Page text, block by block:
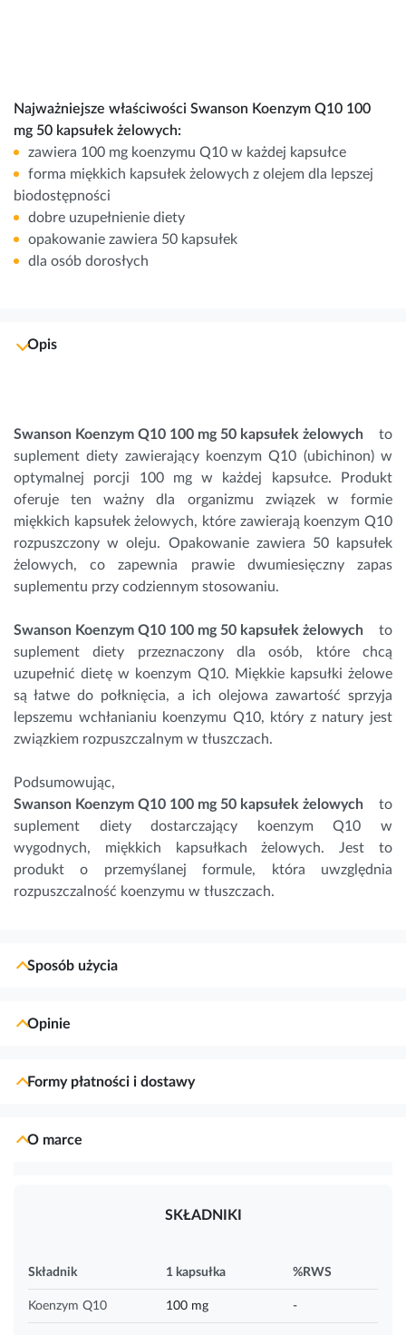
Najważniejsze właściwości Swanson Koenzym Q10 100
mg 50 kapsułek żelowych:
zawiera 100 mg koenzymu Q10 w każdej kapsułce
forma miękkich kapsułek żelowych z olejem dla lepszej
biodostępności
dobre uzupełnienie diety
opakowanie zawiera 50 kapsułek
dla osób dorosłych
Opis
Swanson Koenzym Q10 100 mg 50 kapsułek żelowych
to
suplement diety zawierający koenzym Q10 (ubichinon) w
optymalnej porcji 100 mg w każdej kapsułce. Produkt
oferuje ten ważny dla organizmu związek w formie
miękkich kapsułek żelowych, które zawierają koenzym Q10
rozpuszczony w oleju. Opakowanie zawiera 50 kapsułek
żelowych, co zapewnia prawie dwumiesięczny zapas
suplementu przy codziennym stosowaniu.
Swanson Koenzym Q10 100 mg 50 kapsułek żelowych
to
suplement diety przeznaczony dla osób, które chcą
uzupełnić dietę w koenzym Q10. Miękkie kapsułki żelowe
są łatwe do połknięcia, a ich olejowa zawartość sprzyja
lepszemu wchłanianiu koenzymu Q10, który z natury jest
związkiem rozpuszczalnym w tłuszczach.
Podsumowując,
Swanson Koenzym Q10 100 mg 50 kapsułek żelowych
to
suplement diety dostarczający koenzym Q10 w
wygodnych, miękkich kapsułkach żelowych. Jest to
produkt o przemyślanej formule, która uwzględnia
rozpuszczalność koenzymu w tłuszczach.
Sposób użycia
Opinie
Formy płatności i dostawy
O marce
SKŁADNIKI
Składnik 1 kapsułka %RWS
Koenzym Q10 100 mg -